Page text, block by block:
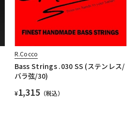
R.Cocco
Bass Strings .030 SS (ステンレス/
バラ弦/30)
¥1,315 （税込）